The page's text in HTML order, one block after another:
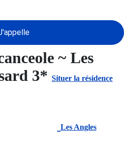
~ Les
3* Situer la résidence
Les Angles